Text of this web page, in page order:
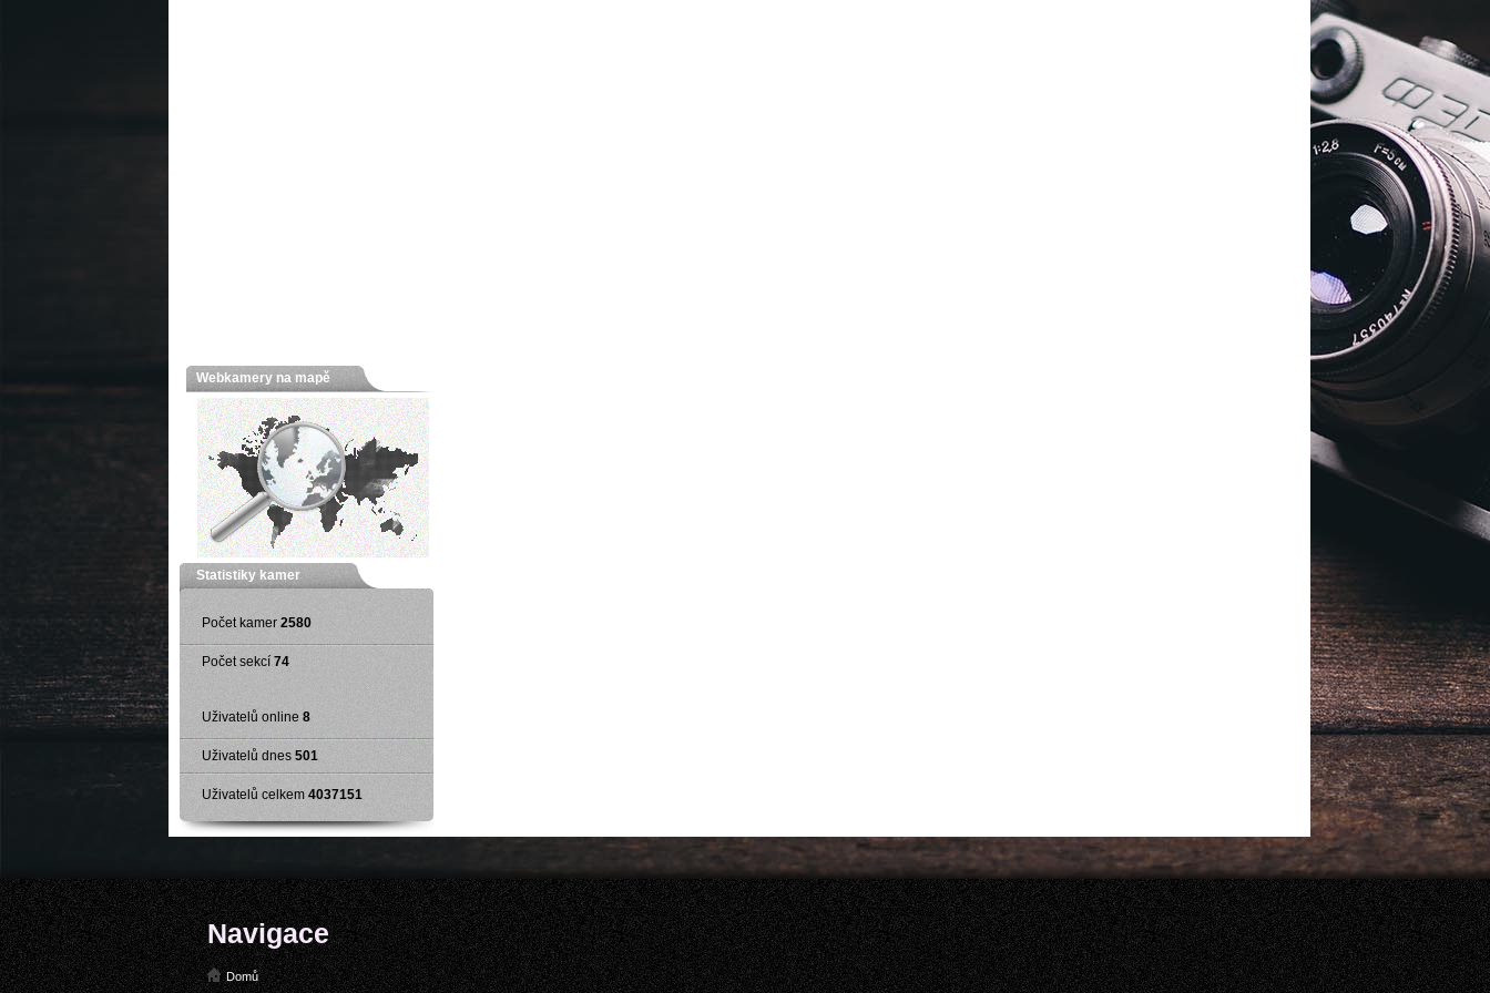
Webkamery na mapě
Statistiky kamer
Počet kamer 2580
Počet sekcí 74
Uživatelů online 8
Uživatelů dnes 501
Uživatelů celkem 4037151
Navigace
Domů